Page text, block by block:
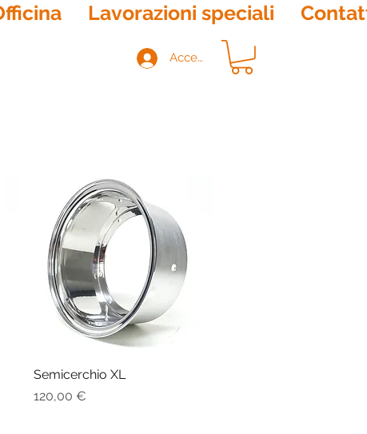
Lavorazioni speciali
Accedi
Vista rapida
Semicerchio XL
Prezzo
120,00 €